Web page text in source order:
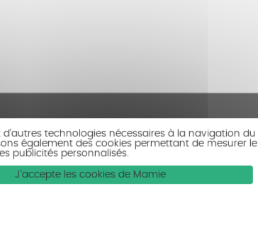
technologies nécessaires à la navigation du
également des cookies permettant de mesurer le
publicités personnalisés.
J'accepte les cookies de Mamie